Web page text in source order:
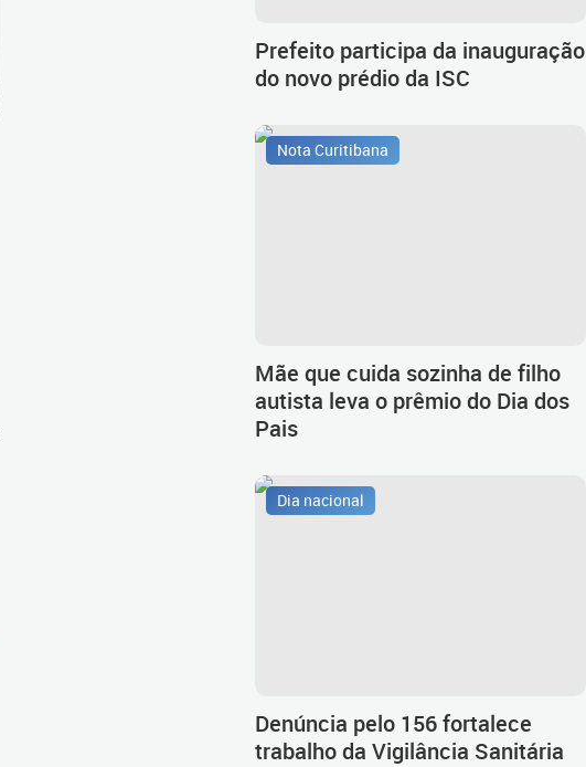
Prefeito participa da inauguração
do novo prédio da ISC
Nota Curitibana
Mãe que cuida sozinha de filho
autista leva o prêmio do Dia dos
Pais
Dia nacional
Denúncia pelo 156 fortalece
trabalho da Vigilância Sanitária